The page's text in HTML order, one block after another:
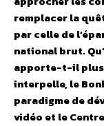
remplacer la
par celle de
national brut.
apporte-t-il plus
interpelle, le
paradigme de
vidéo et le